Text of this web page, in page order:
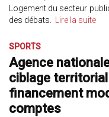
Logement du secteur
des débats. Lire la suite
SPORTS
Agence
ciblage
financement
comptes